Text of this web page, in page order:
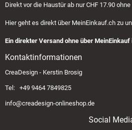
Direkt vor die Haustür ab nur CHF 17.90
Hier geht es direkt über MeinEinkauf.ch zu
Ein direkter Versand ohne über
Kontaktinformationen
CreaDesign - Kerstin Brosig
Tel: +49 9464 7849825
info@creadesign-onlineshop.de
Social